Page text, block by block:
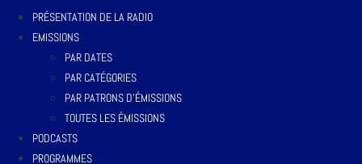
PRÉSENTATION DE LA RADIO
EMISSIONS
PAR DATES
PAR CATÉGORIES
PAR PATRONS D’ÉMISSIONS
TOUTES LES ÉMISSIONS
PODCASTS
PROGRAMMES